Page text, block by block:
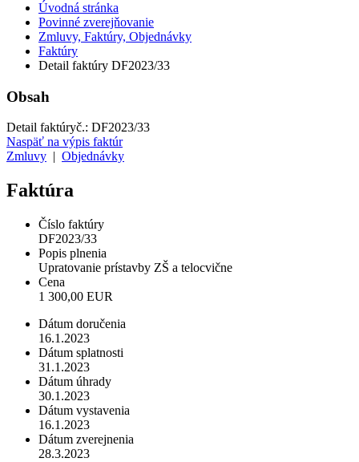
Úvodná stránka
Povinné zverejňovanie
Zmluvy, Faktúry, Objednávky
Faktúry
Detail faktúry DF2023/33
Obsah
Detail faktúryč.: DF2023/33
Naspäť na výpis faktúr
Zmluvy
Objednávky
Faktúra
Číslo faktúry
DF2023/33
Popis plnenia
Upratovanie prístavby ZŠ a telocvične
Cena
1 300,00 EUR
Dátum doručenia
16.1.2023
Dátum splatnosti
31.1.2023
Dátum úhrady
30.1.2023
Dátum vystavenia
16.1.2023
Dátum zverejnenia
28.3.2023